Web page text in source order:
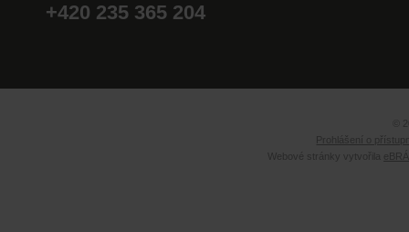
+420 235 365 204
Prohlášení o
Webové stránky vytvořila